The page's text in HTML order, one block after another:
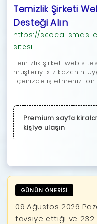
Temizlik Şirketi
Desteği Alın
https://
sitesi
Temizlik şirketi web
müşteriyi siz kazanın.
ilçenizde işletmenizi ön
Premium sayfa
kişiye ulaşın
GÜNÜN ÖNERİSİ
09 Ağustos 2026
tavsiye ettiği ve 232